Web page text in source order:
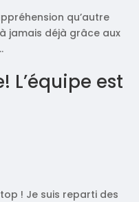
qu’autre
jamais déjà grâce aux
L’équipe est
! Je suis reparti des